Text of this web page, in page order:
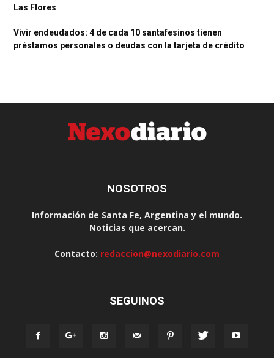
Las Flores
Vivir endeudados: 4 de cada 10 santafesinos tienen
préstamos personales o deudas con la tarjeta de crédito
NOSOTROS
Información de Santa Fe, Argentina y el mundo.
Noticias que acercan.
Contacto: redaccion@nexodiario.com
SEGUINOS